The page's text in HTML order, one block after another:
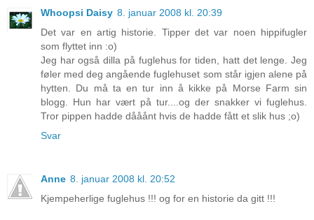
Whoopsi Daisy 8. januar 2008 kl. 20:39
Det var en artig historie. Tipper det var noen hippifugler
som flyttet inn :o)
Jeg har også dilla på fuglehus for tiden, hatt det lenge. Jeg
føler med deg angående fuglehuset som står igjen alene på
hytten. Du må ta en tur inn å kikke på Morse Farm sin
blogg. Hun har vært på tur....og der snakker vi fuglehus.
Tror pippen hadde dååånt hvis de hadde fått et slik hus ;o)
Svar
Anne 8. januar 2008 kl. 20:52
Kjempeherlige fuglehus !!! og for en historie da gitt !!!